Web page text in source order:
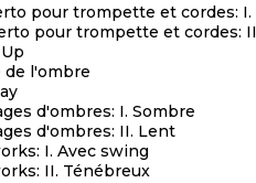
pour trompette et cordes:
pour trompette et cordes:
de l'ombre
d'ombres: I. Sombre
d'ombres: II. Lent
I. Avec swing
II. Ténébreux